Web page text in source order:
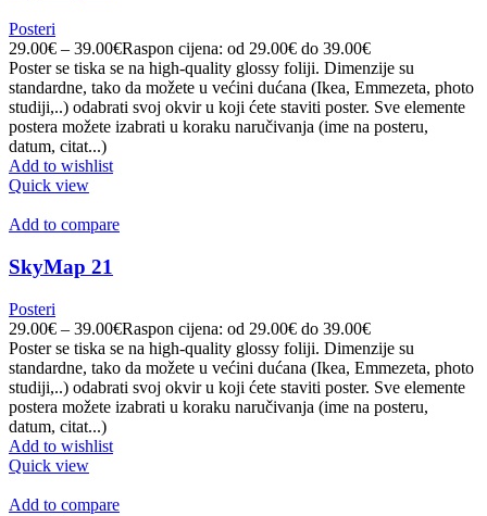
Posteri
29.00€ – 39.00€Raspon cijena: od 29.00€ do 39.00€
Poster se tiska se na high-quality glossy foliji. Dimenzije su
standardne, tako da možete u većini dućana (Ikea, Emmezeta, photo
studiji,..) odabrati svoj okvir u koji ćete staviti poster. Sve elemente
postera možete izabrati u koraku naručivanja (ime na posteru,
datum, citat...)
Add to wishlist
Quick view
Add to compare
SkyMap 21
Posteri
29.00€ – 39.00€Raspon cijena: od 29.00€ do 39.00€
Poster se tiska se na high-quality glossy foliji. Dimenzije su
standardne, tako da možete u većini dućana (Ikea, Emmezeta, photo
studiji,..) odabrati svoj okvir u koji ćete staviti poster. Sve elemente
postera možete izabrati u koraku naručivanja (ime na posteru,
datum, citat...)
Add to wishlist
Quick view
Add to compare